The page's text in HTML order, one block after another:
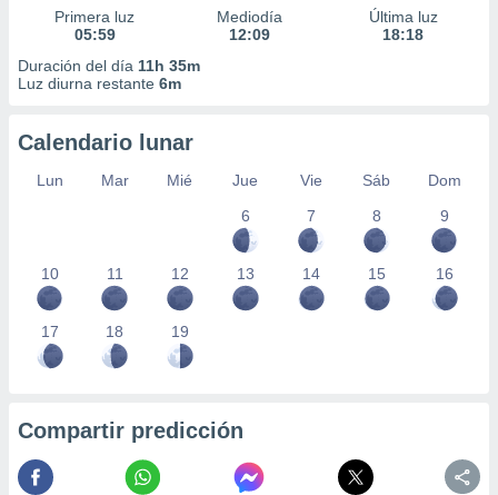
Primera luz
05:59
Mediodía
12:09
Última luz
18:18
Duración del día 11h 35m
Luz diurna restante 6m
Calendario lunar
Lun Mar Mié Jue Vie Sáb
Dom
6
7 8 9
10 11 12 13 14 15 16
17 18 19
Compartir predicción